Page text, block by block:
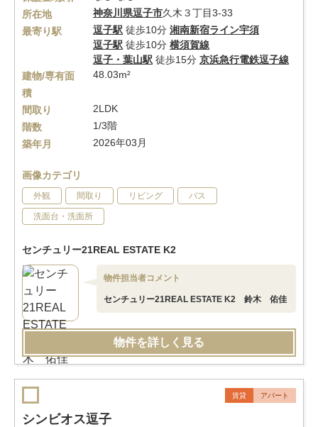
所在地
神奈川県逗子市久木３丁目3-33
最寄り駅
逗子駅 徒歩10分 湘南新宿ライン宇須
逗子駅 徒歩10分 横須賀線
逗子・葉山駅 徒歩15分 京浜急行電鉄逗子線
建物/専有面
積
48.03m²
間取り
2LDK
階数
1/3階
築年月
2026年03月
画像カテゴリ
外観 間取り リビング バス
洗面台・洗面所
センチュリー21REAL ESTATE K2
物件担当者コメント
センチュリー21REAL ESTATE K2 鈴木 佑佳
物件を詳しく見る
賃貸 アパート
シンビオス逗子